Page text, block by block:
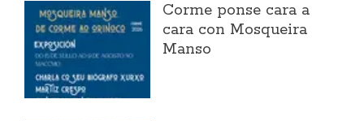
Corme ponse cara a
cara con Mosqueira
Manso